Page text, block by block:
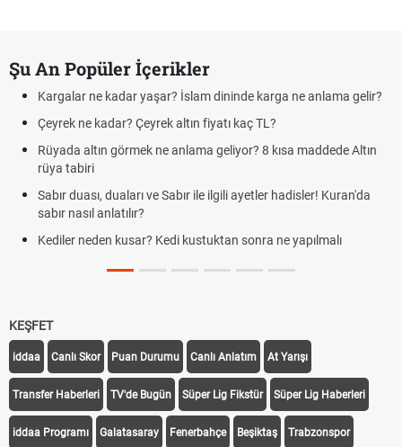
Şu An Popüler İçerikler
Kargalar ne kadar yaşar? İslam dininde karga ne anlama gelir?
Çeyrek ne kadar? Çeyrek altın fiyatı kaç TL?
Rüyada altın görmek ne anlama geliyor? 8 kısa maddede Altın
rüya tabiri
Sabır duası, duaları ve Sabır ile ilgili ayetler hadisler! Kuran'da
sabır nasıl anlatılır?
Kediler neden kusar? Kedi kustuktan sonra ne yapılmalı
KEŞFET
iddaa Canlı Skor Puan Durumu Canlı Anlatım At Yarışı
Transfer Haberleri TV'de Bugün Süper Lig Fikstür Süper Lig Haberleri
iddaa Programı Galatasaray Fenerbahçe Beşiktaş Trabzonspor